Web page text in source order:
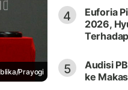
Prayogi
4
Euforia
2026,
5
Audisi
ke